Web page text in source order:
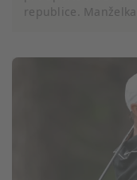
republice. Manželka